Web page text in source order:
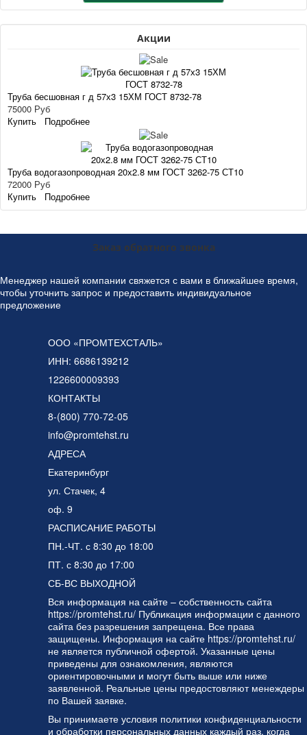
Акции
Труба бесшовная г д 57х3 15ХМ ГОСТ 8732-78
75000 Руб
Купить
Подробнее
Труба водогазопроводная 20х2.8 мм ГОСТ 3262-75 СТ10
72000 Руб
Купить
Подробнее
Заказ обратного звонка
Менеджер нашей компании свяжется с вами в ближайшее время,
чтобы уточнить запрос и предоставить индивидуальное
предложение
ООО «ПРОМТЕХСТАЛЬ»
ИНН: 6686139212
1226600009393
КОНТАКТЫ
8-(800) 770-72-05
info@promtehst.ru
АДРЕСА
Екатеринбург
ул. Стачек, 4
оф. 9
РАСПИСАНИЕ РАБОТЫ
ПН.-ЧТ. с 8:30 до 18:00
ПТ. с 8:30 до 17:00
СБ-ВС ВЫХОДНОЙ
Вся информация на сайте – собственность сайта
https://promtehst.ru/ Публикация информации с данного
сайта без разрешения запрещена. Все права
защищены. Информация на сайте https://promtehst.ru/
не является публичной офертой. Указанные цены
приведены для ознакомления, являются
ориентировочными и могут быть выше или ниже
заявленной. Реальные цены предостовляют менеждеры
по Вашей заявке.
Вы принимаете условия политики конфиденциальности
и обработки персональных данных каждый раз, когда